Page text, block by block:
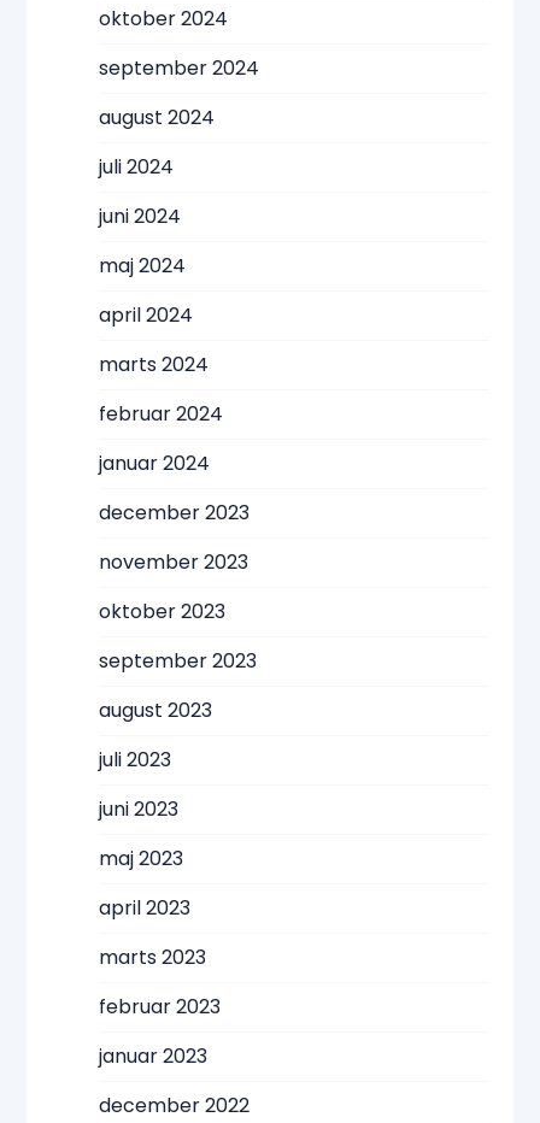
oktober 2024
september 2024
august 2024
juli 2024
juni 2024
maj 2024
april 2024
marts 2024
februar 2024
januar 2024
december 2023
november 2023
oktober 2023
september 2023
august 2023
juli 2023
juni 2023
maj 2023
april 2023
marts 2023
februar 2023
januar 2023
december 2022